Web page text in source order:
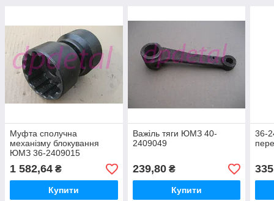
Муфта сполучна
механізму блокування
ЮМЗ 36-2409015
1 582,64 ₴
Купити
Важіль тяги ЮМЗ 40-
2409049
239,80₴
Купити
36-